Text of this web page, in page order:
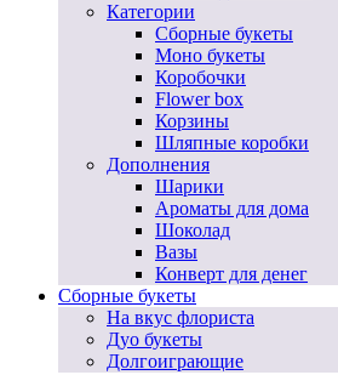
Категории
Сборные букеты
Моно букеты
Коробочки
Flower box
Корзины
Шляпные коробки
Дополнения
Шарики
Ароматы для дома
Шоколад
Вазы
Конверт для денег
Сборные букеты
На вкус флориста
Дуо букеты
Долгоиграющие